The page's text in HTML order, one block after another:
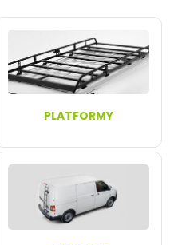
PLATFORMY